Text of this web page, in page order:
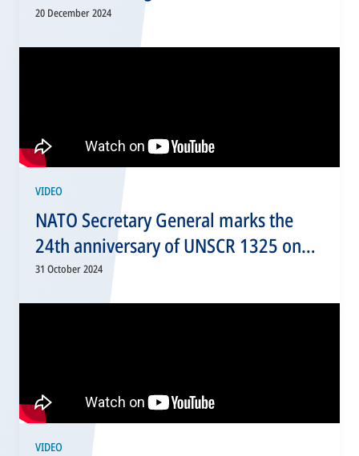
20 December 2024
VIDEO
NATO Secretary General marks the
24th anniversary of UNSCR 1325 on
Women, Peace and Security
31 October 2024
VIDEO